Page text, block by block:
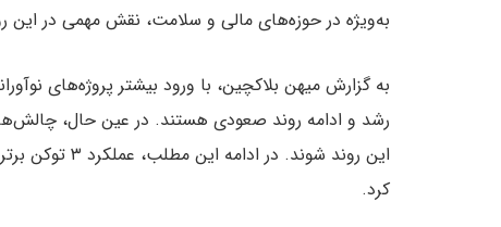
به‌ویژه در حوزه‌های مالی و سلامت، نقش مهمی در این
به گزارش میهن بلاکچین، با ورود بیشتر پروژه‌های
رشد و ادامه روند صعودی هستند. در عین حال،
این روند
کرد.